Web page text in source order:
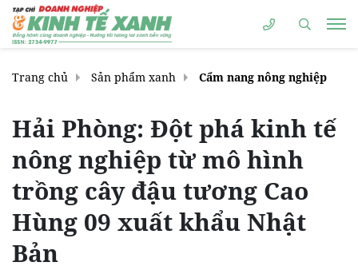
Trang chủ Sản phẩm xanh Cẩm nang nông nghiệp
Hải Phòng: Đột phá kinh tế
nông nghiệp từ mô hình
trồng cây đậu tương Cao
Hùng 09 xuất khẩu Nhật
Bản